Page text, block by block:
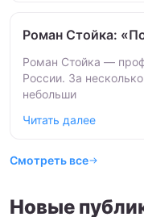
Роман Стойка:
Роман Стойка —
России. За
небольши
Читать далее
Смотреть все
Новые